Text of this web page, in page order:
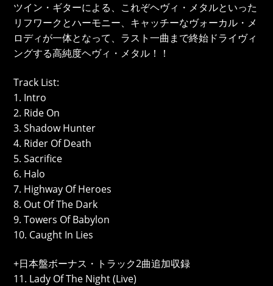
ツイン・ギターによる、これぞヘヴィ・メタルといった
リフワークとハーモニー、キャッチーなヴォーカル・メ
ロディが一体となって、ラスト一曲まで終始ドライヴィ
ングする高純度ヘヴィ・メタル！！
Track List:
1. Intro
2. Ride On
3. Shadow Hunter
4. Rider Of Death
5. Sacrifice
6. Halo
7. Highway Of Heroes
8. Out Of The Dark
9. Towers Of Babylon
10. Caught In Lies
+日本盤ボーナス・トラック2曲追加収録
11. Lady Of The Night (Live)